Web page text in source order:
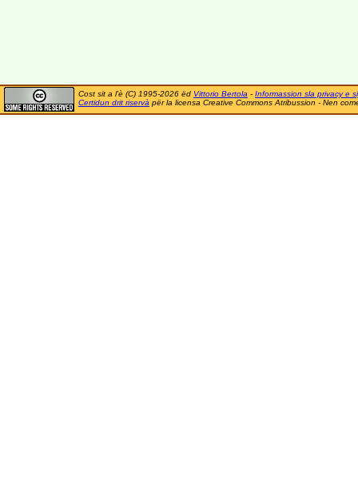
Cost sit a l'è (C) 1995-2026 ëd Vittorio Bertola - Informassion sla privacy e
Certidun drit riservà për la licensa Creative Commons Atribussion - Nen